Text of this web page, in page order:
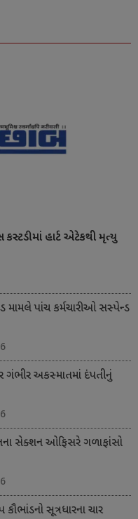
હાર્ટ એટેકથી મૃત્યુ
મામલે પાંચ કર્મચારીઓ સસ્પેન્ડ
ગંભીર અકસ્માતમાં દંપતીનું
સેક્શન ઓફિસરે ગળાફાંસો
સૂત્રધારના ચાર